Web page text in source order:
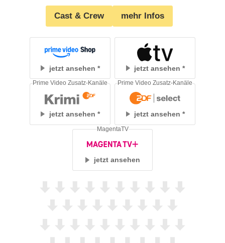
Cast & Crew mehr Infos
jetzt ansehen jetzt ansehen
jetzt ansehen
Prime Video Zusatz-Kanäle
jetzt ansehen
Prime Video Zusatz-Kanäle
jetzt ansehen
MagentaTV